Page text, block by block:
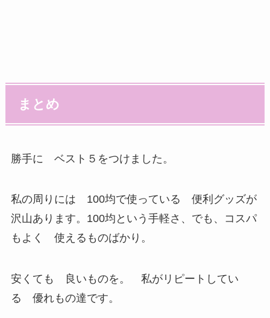
まとめ
勝手に ベスト５をつけました。
私の周りには 100均で使っている 便利グッズが
沢山あります。100均という手軽さ、でも、コスパ
もよく 使えるものばかり。
安くても 良いものを。 私がリピートしてい
る 優れもの達です。